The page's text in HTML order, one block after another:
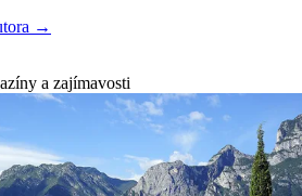
→
a zajímavosti